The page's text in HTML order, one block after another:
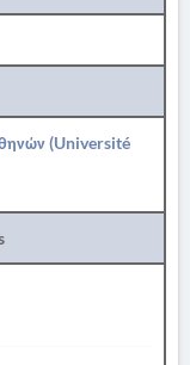
(Université